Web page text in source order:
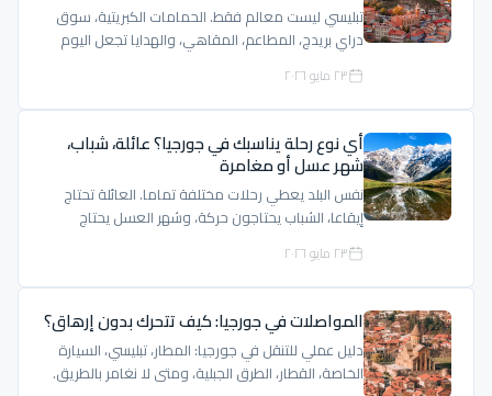
تبليسي ليست معالم فقط. الحمامات الكبريتية، سوق
دراي بريدج، المطاعم، المقاهي، والهدايا تجعل اليوم
أكثر حياة.
٢٣ مايو ٢٠٢٦
أي نوع رحلة يناسبك في جورجيا؟ عائلة، شباب،
شهر عسل أو مغامرة
نفس البلد يعطي رحلات مختلفة تماما. العائلة تحتاج
إيقاعا، الشباب يحتاجون حركة، وشهر العسل يحتاج
خصوصية وهدوء.
٢٣ مايو ٢٠٢٦
المواصلات في جورجيا: كيف تتحرك بدون إرهاق؟
دليل عملي للتنقل في جورجيا: المطار، تبليسي، السيارة
الخاصة، القطار، الطرق الجبلية، ومتى لا نغامر بالطريق.